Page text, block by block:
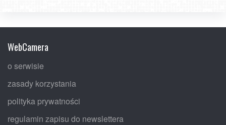
WebCamera
o serwisie
zasady korzystania
polityka prywatności
regulamin zapisu do newslettera